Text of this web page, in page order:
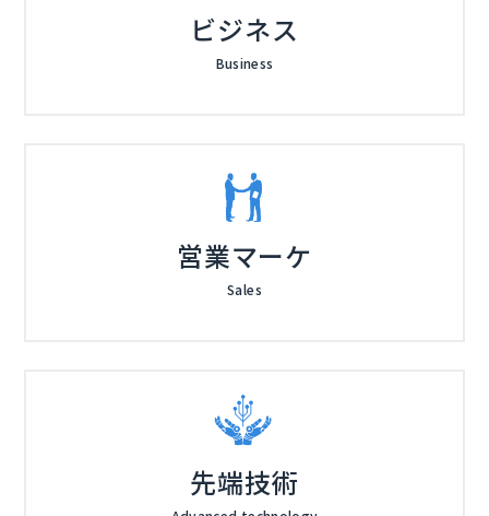
ビジネス
Business
営業マーケ
Sales
先端技術